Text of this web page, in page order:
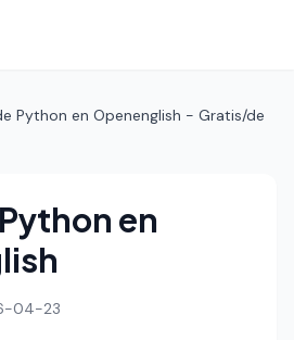
Python en Openenglish - Gratis/de
en
04-23